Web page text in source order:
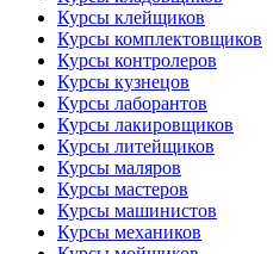
Курсы клейщиков
Курсы комплектовщиков
Курсы контролеров
Курсы кузнецов
Курсы лаборантов
Курсы лакировщиков
Курсы литейщиков
Курсы маляров
Курсы мастеров
Курсы машинистов
Курсы механиков